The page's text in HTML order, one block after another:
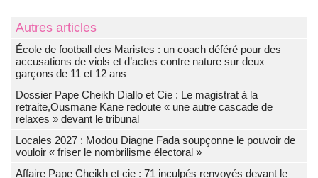
Autres articles
École de football des Maristes : un coach déféré pour des
accusations de viols et d’actes contre nature sur deux
garçons de 11 et 12 ans
Dossier Pape Cheikh Diallo et Cie : Le magistrat à la
retraite,Ousmane Kane redoute « une autre cascade de
relaxes » devant le tribunal
Locales 2027 : Modou Diagne Fada soupçonne le pouvoir de
vouloir « friser le nombrilisme électoral »
Affaire Pape Cheikh et cie : 71 inculpés renvoyés devant le